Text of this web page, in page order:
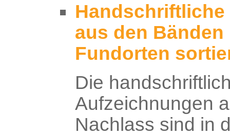
aus den Bänden
Fundorten
Die
Aufzeichnungen
Nachlass sind in